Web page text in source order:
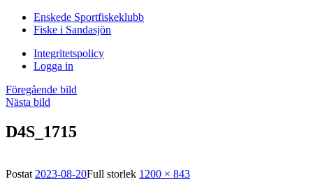
Enskede Sportfiskeklubb
Fiske i Sandasjön
Integritetspolicy
Logga in
Föregående bild
Nästa bild
D4S_1715
Postat 2023-08-20Full storlek 1200 × 843